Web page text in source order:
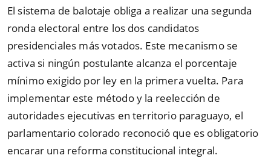
El sistema de balotaje obliga a realizar una segunda
ronda electoral entre los dos candidatos
presidenciales más votados. Este mecanismo se
activa si ningún postulante alcanza el porcentaje
mínimo exigido por ley en la primera vuelta. Para
implementar este método y la reelección de
autoridades ejecutivas en territorio paraguayo, el
parlamentario colorado reconoció que es obligatorio
encarar una reforma constitucional integral.